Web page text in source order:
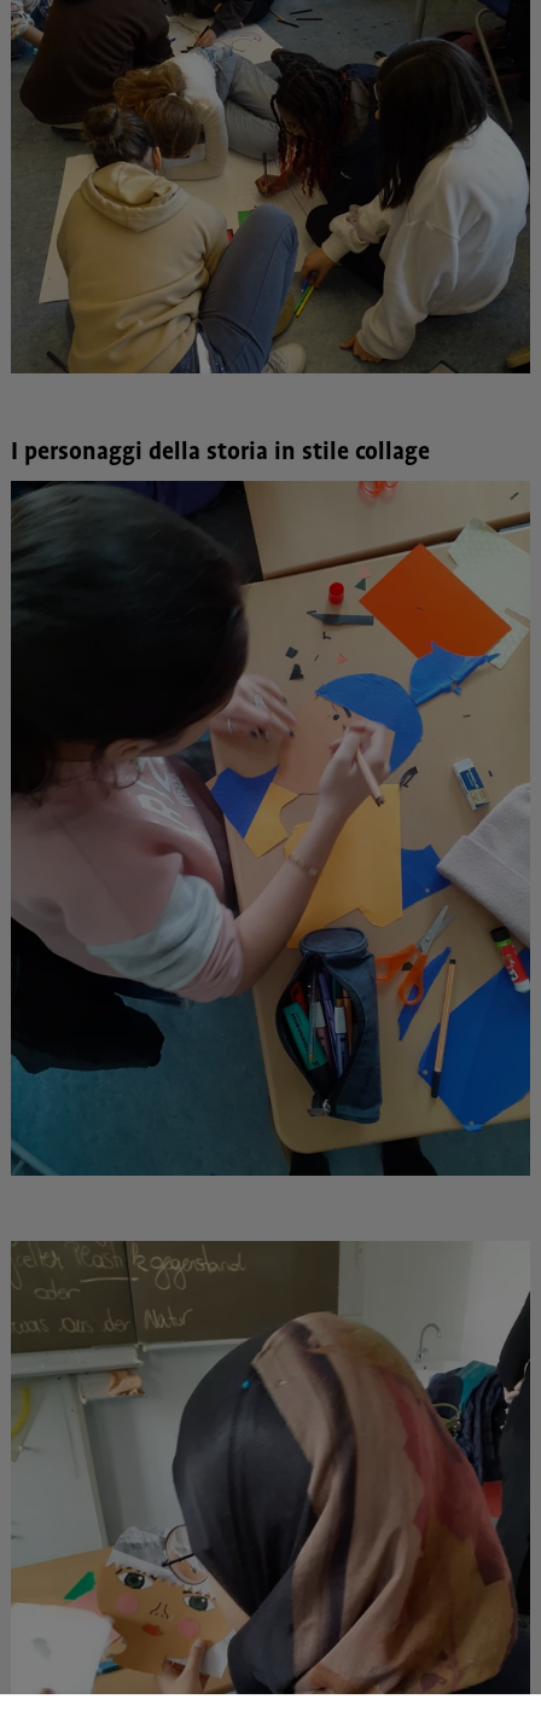
I personaggi della storia in stile collage